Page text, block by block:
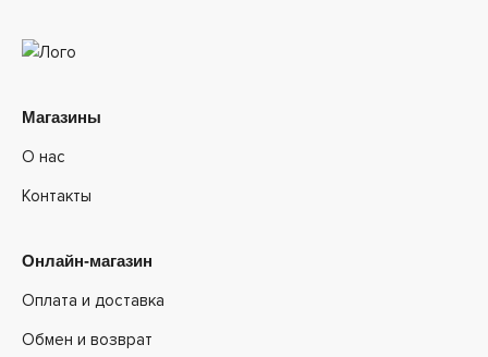
Магазины
О нас
Контакты
Онлайн-магазин
Оплата и доставка
Обмен и возврат